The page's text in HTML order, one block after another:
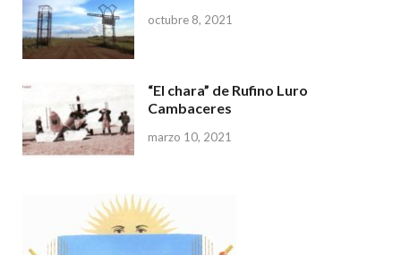
octubre 8, 2021
“El chara” de Rufino Luro
Cambaceres
marzo 10, 2021